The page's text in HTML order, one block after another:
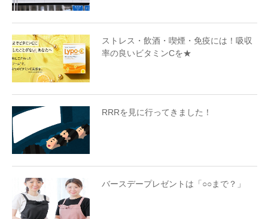
ストレス・飲酒・喫煙・免疫には！吸収
率の良いビタミンCを★
RRRを見に行ってきました！
バースデープレゼントは「○○まで？」